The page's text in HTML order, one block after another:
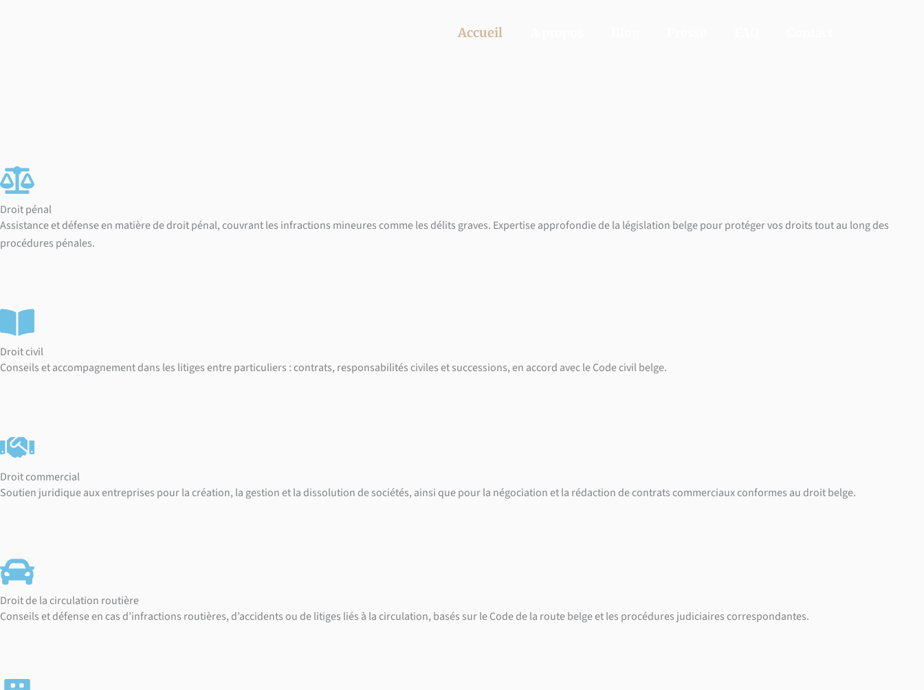
Accueil
Droit pénal
Assistance et défense en matière de droit pénal, couvrant les infractions mineures comme les délits graves. Expertise approfondie de la législation belge pour protéger vos droits tout au long des
procédures pénales.
Droit civil
Conseils et accompagnement dans les litiges entre particuliers : contrats, responsabilités civiles et successions, en accord avec le Code civil belge.
Droit commercial
Soutien juridique aux entreprises pour la création, la gestion et la dissolution de sociétés, ainsi que pour la négociation et la rédaction de contrats commerciaux conformes au droit belge.
Droit de la circulation routière
Conseils et défense en cas d’infractions routières, d’accidents ou de litiges liés à la circulation, basés sur le Code de la route belge et les procédures judiciaires correspondantes.